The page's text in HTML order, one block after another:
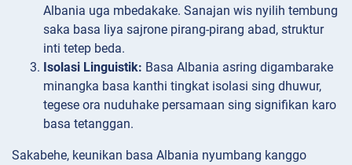
Albania uga mbedakake. Sanajan wis nyilih tembung
saka basa liya sajrone pirang-pirang abad, struktur
inti tetep beda.
Isolasi Linguistik: Basa Albania asring digambarake
minangka basa kanthi tingkat isolasi sing dhuwur,
tegese ora nuduhake persamaan sing signifikan karo
basa tetanggan.
Sakabehe, keunikan basa Albania nyumbang kanggo